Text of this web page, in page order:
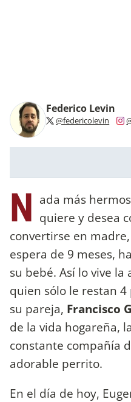
Federico Levin
@federicolevin
N ada más
quiere y desea
convertirse en
espera de 9 meses,
su bebé. Así lo vive la
quien sólo le restan 4
su pareja, Francisco
de la vida hogareña,
constante compañía
adorable perrito.
En el día de hoy,